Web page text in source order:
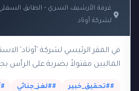
غرفة الأرشيف السري - الطابق
لشركة أوتاد
في المقر الرئيسي لشركة 'أوتاد'
الماليين مقتولاً بضربة على
##تحقيق_خبير ##لغز_جنائي